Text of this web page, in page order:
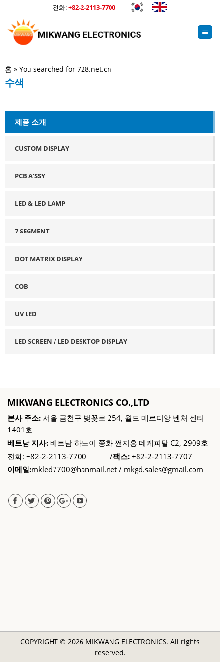
content
전화:+82-2-2113-7700
제품 소개
CUSTOM DISPLAY
PCB A’SSY
LED & LED LAMP
7 SEGMENT
DOT MATRIX DISPLAY
COB
UV LED
LED SCREEN / LED DESKTOP DISPLAY
홈 » You searched for 728.net.cn
수색
MIKWANG ELECTRONICS CO.,LTD
본사 주소: 서울 금천구 벚꽃로 254, 월드 메르디앙 벤처 센터
1401호
베트남 지사: 베트남 하노이 쭝화 쩐지흥 데케피탈 C2, 2909호
전화: +82-2-2113-7700 /팩스: +82-2-2113-7707
이메일:mkled7700@hanmail.net / mkgd.sales@gmail.com
COPYRIGHT © 2026 MIKWANG ELECTRONICS. All rights
reserved.